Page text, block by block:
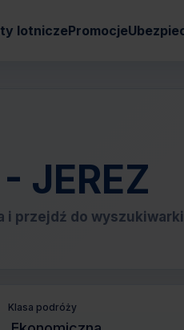
lotniczePromocje
JEREZ
i przejdź do wyszukiwarki
Klasa podróży